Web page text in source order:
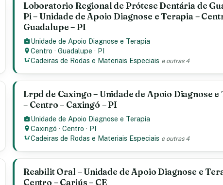
Loboratorio Regional de Prótese Dentária de
Pi – Unidade de Apoio Diagnose e Terapia –
Guadalupe – PI
Unidade de Apoio Diagnose e Terapia
Centro ·Guadalupe · PI
Cadeiras de Rodas e Materiais Especiais e outras 4
Lrpd de Caxingo – Unidade de Apoio Diagnose e
– Centro – Caxingó – PI
Unidade de Apoio Diagnose e Terapia
Caxingó ·Centro · PI
Cadeiras de Rodas e Materiais Especiais e outras 4
Reabilit Oral – Unidade de Apoio Diagnose e
Centro – Cariús – CE